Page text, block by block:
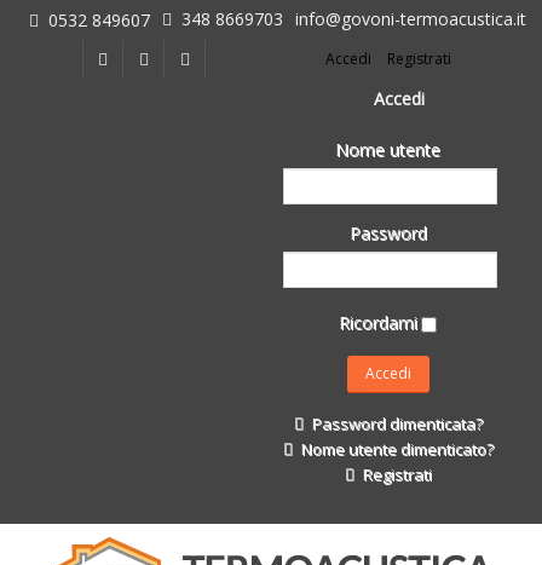
0532 849607 348 8669703 info@govoni-termoacustica.it
Accedi Registrati
Accedi
Nome utente
Password
Ricordami
Password dimenticata?
Nome utente dimenticato?
Registrati
L'azienda
Chi siamo
Fasi della Ricostruzione Post Terremoto
Impermeabilizzanti per l'edilizia
Isolanti Termici, cartongesso e sistemi a secco
Impermeabilizzanti per l'edilizia
Isolanti Termici, cartongesso e sistemi a secco